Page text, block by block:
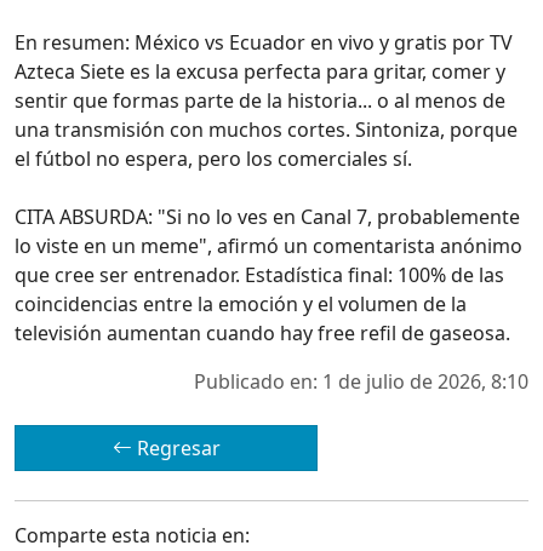
En resumen: México vs Ecuador en vivo y gratis por TV
Azteca Siete es la excusa perfecta para gritar, comer y
sentir que formas parte de la historia... o al menos de
una transmisión con muchos cortes. Sintoniza, porque
el fútbol no espera, pero los comerciales sí.
CITA ABSURDA: "Si no lo ves en Canal 7, probablemente
lo viste en un meme", afirmó un comentarista anónimo
que cree ser entrenador. Estadística final: 100% de las
coincidencias entre la emoción y el volumen de la
televisión aumentan cuando hay free refil de gaseosa.
Publicado en: 1 de julio de 2026, 8:10
Regresar
Comparte esta noticia en: